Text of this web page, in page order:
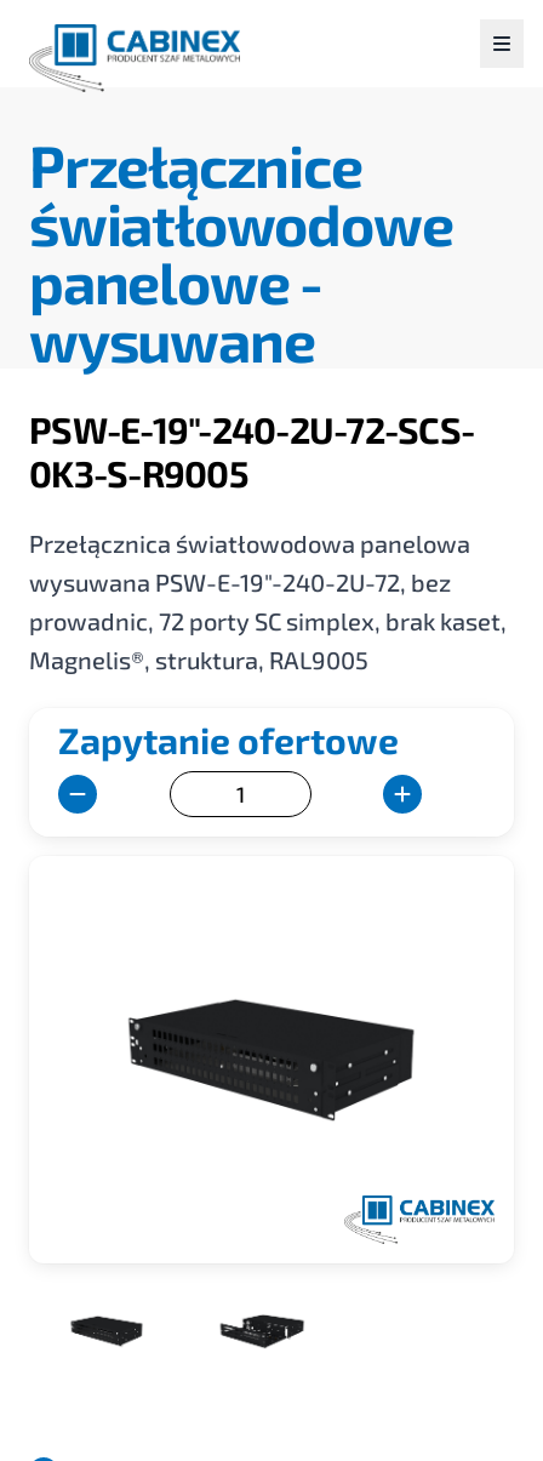
Przełącznice
światłowodowe
panelowe -
wysuwane
PSW-E-19"-240-2U-72-SCS-
0K3-S-R9005
Przełącznica światłowodowa panelowa
wysuwana PSW-E-19"-240-2U-72, bez
prowadnic, 72 porty SC simplex, brak kaset,
Magnelis®, struktura, RAL9005
Zapytanie ofertowe